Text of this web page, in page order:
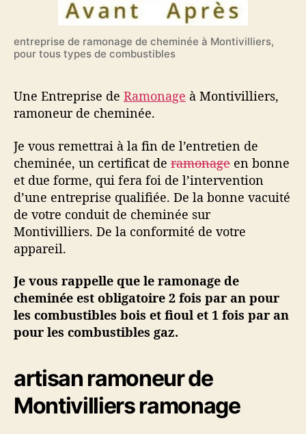
entreprise de ramonage de cheminée à Montivilliers,
pour tous types de combustibles
Une Entreprise de Ramonage à Montivilliers,
ramoneur de cheminée.
Je vous remettrai à la fin de l’entretien de
cheminée, un certificat de ramonage en bonne
et due forme, qui fera foi de l’intervention
d’une entreprise qualifiée. De la bonne vacuité
de votre conduit de cheminée sur
Montivilliers. De la conformité de votre
appareil.
Je vous rappelle que le ramonage de
cheminée est obligatoire 2 fois par an pour
les combustibles bois et fioul et 1 fois par an
pour les combustibles gaz.
artisan ramoneur de
Montivilliers ramonage